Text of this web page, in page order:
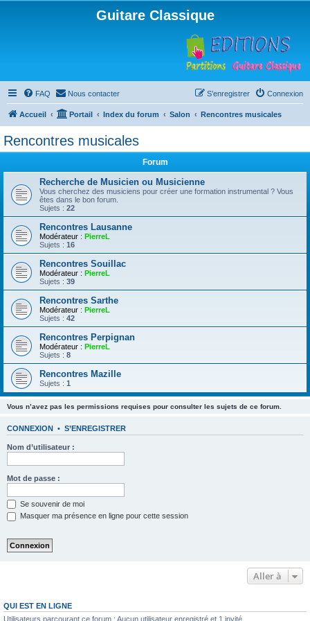
Guitare Classique
FAQ Nous contacter Connexion
S’enregistrer
Accueil Portail Index du forum Salon Rencontres musicales
Rencontres musicales
Forum
Recherche de Musicien ou Musicienne
Vous cherchez des musiciens pour créer une formation instrumental ? Vous
êtes dans le bon forum.
Sujets : 22
Rencontres Lausanne
Modérateur : PierreL
Sujets : 16
Rencontres Souillac
Modérateur : PierreL
Sujets : 39
Rencontres Sarthe
Modérateur : PierreL
Sujets : 42
Rencontres Perpignan
Modérateur : PierreL
Sujets : 8
Rencontres Mazille
Sujets : 1
Vous n’avez pas les permissions requises pour consulter les sujets de ce forum.
CONNEXION • S’ENREGISTRER
Nom d’utilisateur :
Mot de passe :
Se souvenir de moi
Masquer ma présence en ligne pour cette session
Aller à
QUI EST EN LIGNE
Utilisateurs parcourant ce forum : Aucun utilisateur enregistré et 1 invité